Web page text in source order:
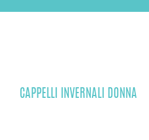
CAPPELLI INVERNALI DONNA